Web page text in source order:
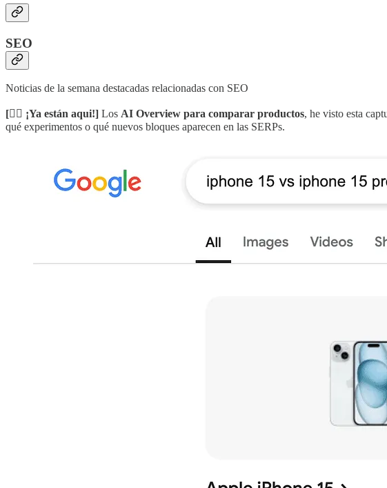
SEO
Noticias de la semana destacadas relacionadas con SEO
[🧟‍♂️ ¡Ya están aqui!] Los AI Overview para comparar productos, he visto esta
qué experimentos o qué nuevos bloques aparecen en las SERPs.